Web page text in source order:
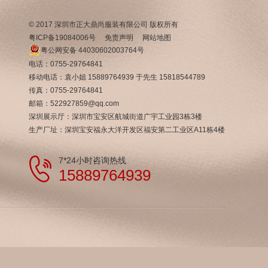
© 2017 深圳市正大鼎尚服装有限公司 版权所有
粤ICP备19084006号
免责声明
网站地图
粤公网安备 44030602003764号
电话：0755-29764841
移动电话：袁小姐 15889764939 于先生 15818544789
传真：0755-29764841
邮箱：522927859@qq.com
深圳展示厅：深圳市宝安区航城街道广宇工业园3栋3楼
生产厂址：深圳宝安福永大洋开发区福安第二工业区A11栋4楼
7*24小时咨询热线
15889764939